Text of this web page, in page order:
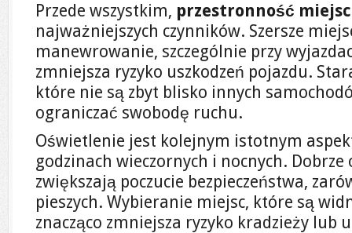
Przede wszystkim, przestronność
najważniejszych czynników. Szersze
manewrowanie, szczególnie przy
zmniejsza ryzyko uszkodzeń pojazdu.
które nie są zbyt blisko innych
ograniczać swobodę ruchu.
Oświetlenie jest kolejnym istotnym
godzinach wieczornych i nocnych.
zwiększają poczucie bezpieczeństwa,
pieszych. Wybieranie miejsc, które są
znacząco zmniejsza ryzyko kradzieży lub